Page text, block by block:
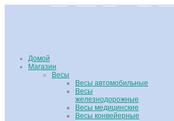
Домой
Магазин
Весы
Весы автомобильные
Весы
железнодорожные
Весы медицинские
Весы конвейерные